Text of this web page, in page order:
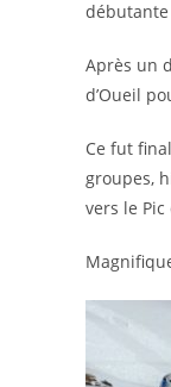
Après un
d’Oueil
Ce fut
groupes,
vers le